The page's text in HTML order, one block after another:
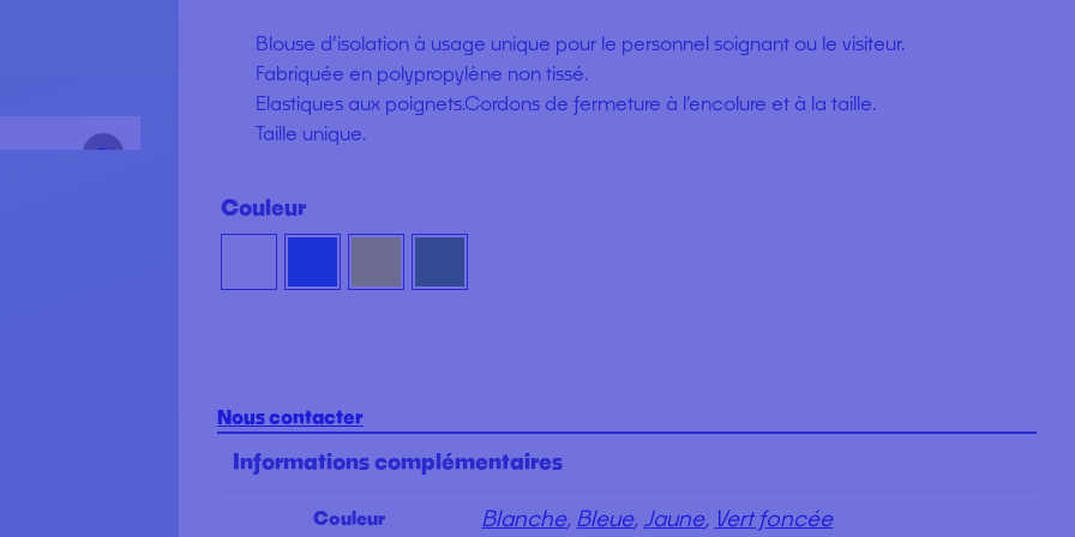
Blouse d’isolation à usage unique pour le personnel soignant ou le visiteur.
Fabriquée en polypropylène non tissé.
Elastiques aux poignets.Cordons de fermeture à l’encolure et à la taille.
Taille unique.
Couleur
Nous contacter
Informations complémentaires
Couleur Blanche, Bleue, Jaune, Vert foncée